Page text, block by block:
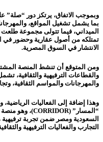
وبموجب الاتفاق، يرتكز دور “صلة”
بما يشمل تشغيل المواقع،
الميداني، فيما تتولى مجموعة
تمتلكه من أصول عقارية وحضور
الانتشار في السوق المصرية.
ومن المتوقع أن تنشط المنصة
والقطاعات الترفيهية والثقافية،
والمهرجانات والمواسم الثقافية،
وهذا إضافة إلى الفعاليات
“المسار” (CORRIDOR)، وهو منصة
السعودية ومصر ضمن تجربة
التجارب والفعاليات الترفيهية